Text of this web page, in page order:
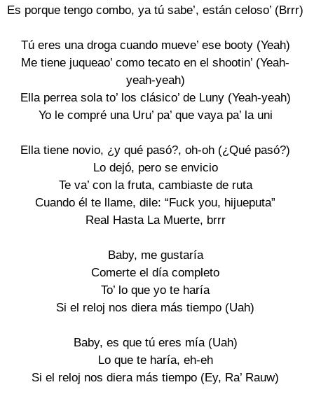
Es porque tengo combo, ya tú sabe’, están celoso’ (Brrr)
Tú eres una droga cuando mueve’ ese booty (Yeah)
Me tiene juqueao’ como tecato en el shootin’ (Yeah-
yeah-yeah)
Ella perrea sola to’ los clásico’ de Luny (Yeah-yeah)
Yo le compré una Uru’ pa’ que vaya pa’ la uni
Ella tiene novio, ¿y qué pasó?, oh-oh (¿Qué pasó?)
Lo dejó, pero se envicio
Te va’ con la fruta, cambiaste de ruta
Cuando él te llame, dile: “Fuck you, hijueputa”
Real Hasta La Muerte, brrr
Baby, me gustaría
Comerte el día completo
To’ lo que yo te haría
Si el reloj nos diera más tiempo (Uah)
Baby, es que tú eres mía (Uah)
Lo que te haría, eh-eh
Si el reloj nos diera más tiempo (Ey, Ra’ Rauw)